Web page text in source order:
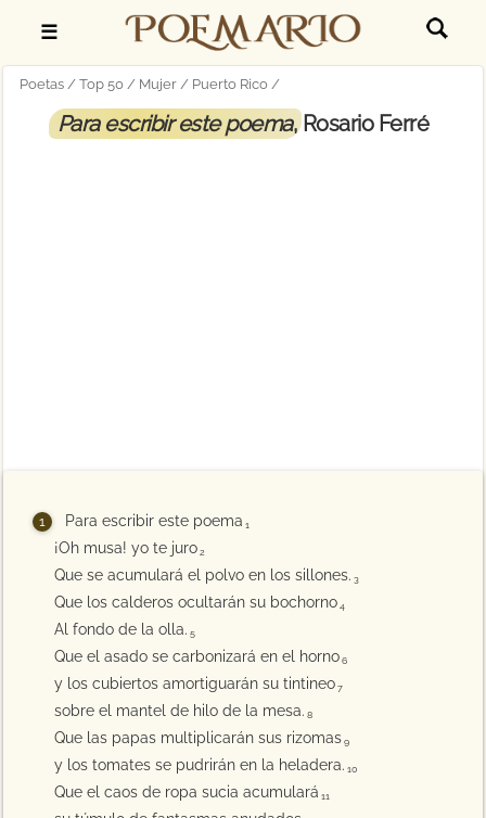
☰
Poetas Top 50 Mujer Puerto Rico
Para escribir este poema, Rosario Ferré
Para escribir este poema 1
¡Oh musa! yo te juro 2
Que se acumulará el polvo en los sillones. 3
Que los calderos ocultarán su bochorno 4
Al fondo de la olla. 5
Que el asado se carbonizará en el horno 6
y los cubiertos amortiguarán su tintineo 7
sobre el mantel de hilo de la mesa. 8
Que las papas multiplicarán sus rizomas 9
y los tomates se pudrirán en la heladera. 10
Que el caos de ropa sucia acumulará 11